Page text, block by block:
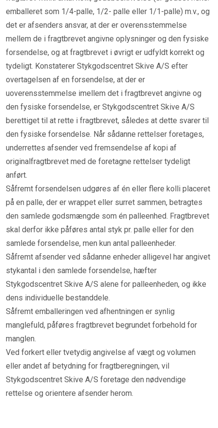
emballeret som 1/4-palle, 1/2- palle eller 1/1-palle) m.v., og
det er afsenders ansvar, at der er overensstemmelse
mellem de i fragtbrevet angivne oplysninger og den fysiske
forsendelse, og at fragtbrevet i øvrigt er udfyldt korrekt og
tydeligt. Konstaterer Stykgodscentret Skive A/S efter
overtagelsen af en forsendelse, at der er
uoverensstemmelse imellem det i fragtbrevet angivne og
den fysiske forsendelse, er Stykgodscentret Skive A/S
berettiget til at rette i fragtbrevet, således at dette svarer til
den fysiske forsendelse. Når sådanne rettelser foretages,
underrettes afsender ved fremsendelse af kopi af
originalfragtbrevet med de foretagne rettelser tydeligt
anført.
Såfremt forsendelsen udgøres af én eller flere kolli placeret
på en palle, der er wrappet eller surret sammen, betragtes
den samlede godsmængde som én palleenhed. Fragtbrevet
skal derfor ikke påføres antal styk pr. palle eller for den
samlede forsendelse, men kun antal palleenheder.
Såfremt afsender ved sådanne enheder alligevel har angivet
stykantal i den samlede forsendelse, hæfter
Stykgodscentret Skive A/S alene for palleenheden, og ikke
dens individuelle bestanddele.
Såfremt emballeringen ved afhentningen er synlig
manglefuld, påføres fragtbrevet begrundet forbehold for
manglen.
Ved forkert eller tvetydig angivelse af vægt og volumen
eller andet af betydning for fragtberegningen, vil
Stykgodscentret Skive A/S foretage den nødvendige
rettelse og orientere afsender herom.